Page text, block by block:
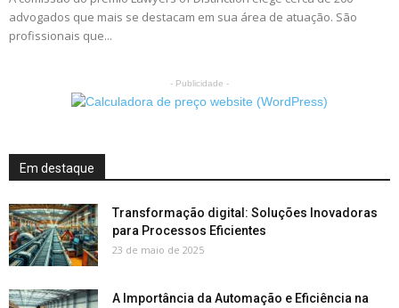
advogados que mais se destacam em sua área de atuação. São
profissionais que...
- Publicidade -
Em destaque
Transformação digital: Soluções Inovadoras
para Processos Eficientes
23 de maio de 2025
A Importância da Automação e Eficiência na